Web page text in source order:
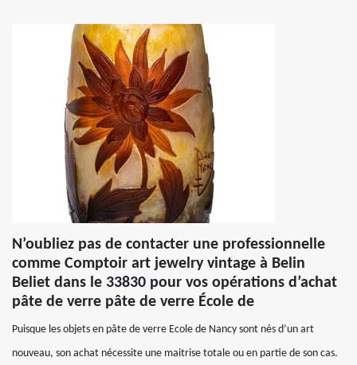
N’oubliez pas de contacter une professionnelle
comme Comptoir art jewelry vintage à Belin
Beliet dans le 33830 pour vos opérations d’achat
pâte de verre pâte de verre École de
Puisque les objets en pâte de verre Ecole de Nancy sont nés d’un art
nouveau, son achat nécessite une maitrise totale ou en partie de son cas.